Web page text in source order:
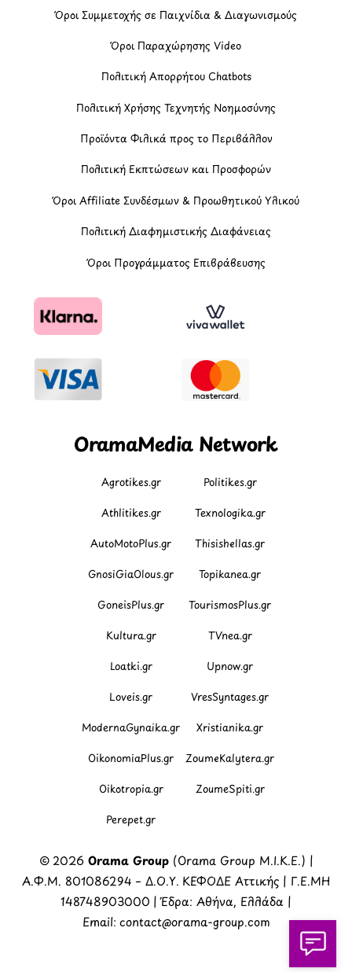
Όροι Συμμετοχής σε Παιχνίδια & Διαγωνισμούς
Όροι Παραχώρησης Video
Πολιτική Απορρήτου Chatbots
Πολιτική Χρήσης Τεχνητής Νοημοσύνης
Προϊόντα Φιλικά προς το Περιβάλλον
Πολιτική Εκπτώσεων και Προσφορών
Όροι Affiliate Συνδέσμων & Προωθητικού Υλικού
Πολιτική Διαφημιστικής Διαφάνειας
Όροι Προγράμματος Επιβράβευσης
OramaMedia Network
Agrotikes.gr Politikes.gr
Athlitikes.gr Texnologika.gr
AutoMotoPlus.gr Thisishellas.gr
GnosiGiaOlous.gr Topikanea.gr
GoneisPlus.gr TourismosPlus.gr
Kultura.gr TVnea.gr
Loatki.gr Upnow.gr
Loveis.gr VresSyntages.gr
ModernaGynaika.gr Xristianika.gr
OikonomiaPlus.gr ZoumeKalytera.gr
Oikotropia.gr ZoumeSpiti.gr
Perepet.gr
© 2026 Orama Group(Orama Group Μ.Ι.Κ.Ε.) |
Α.Φ.Μ. 801086294 – Δ.Ο.Υ. ΚΕΦΟΔΕ Αττικής | Γ.Ε.ΜΗ
148748903000 | Έδρα: Αθήνα, Ελλάδα |
Email: contact@orama-group.com